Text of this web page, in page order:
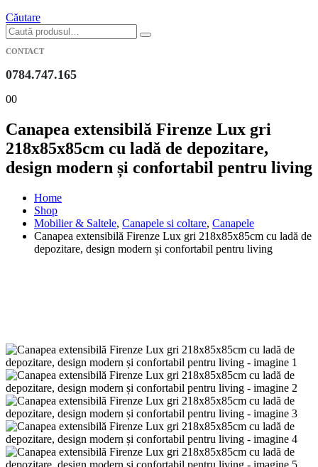
Căutare
CONTACT
0784.747.165
00
Canapea extensibilă Firenze Lux gri
218x85x85cm cu ladă de depozitare,
design modern și confortabil pentru living
Home
Shop
Mobilier & Saltele, Canapele si coltare, Canapele
Canapea extensibilă Firenze Lux gri 218x85x85cm cu ladă de
depozitare, design modern și confortabil pentru living